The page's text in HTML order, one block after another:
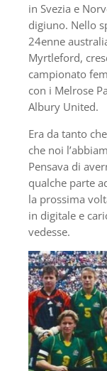
in Svezia e
digiuno. Nello
24enne
Myrtleford,
campionato
con i Melrose
Albury United.
Era da tanto
che noi
Pensava di
qualche parte
la prossima
in digitale e
vedesse.